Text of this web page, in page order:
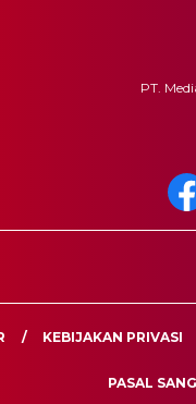
PT.
KEBIJAKAN PRIVASI
PASAL